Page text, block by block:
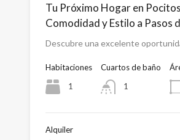
Tu Próximo Hogar en
Comodidad y Estilo a Pasos
Descubre una excelente
Habitaciones
1
Cuartos de baño
1
Alquiler